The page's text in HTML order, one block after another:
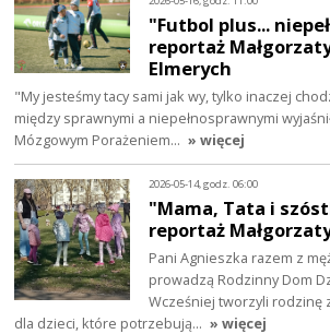
"Futbol plus...
reportaż
Elmerych
"My jesteśmy tacy sami jak wy, tylko inaczej
między sprawnymi a niepełnosprawnymi
Mózgowym Porażeniem… » więcej
2026-05-14, godz. 06:00
"Mama, Tata i
reportaż
Pani Agnieszka razem z
prowadzą Rodzinny Dom
Wcześniej tworzyli rodzinę
dla dzieci, które potrzebują… » więcej